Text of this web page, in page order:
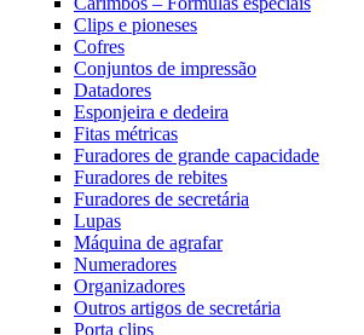
Clips e pioneses
Cofres
Conjuntos de impressão
Datadores
Esponjeira e dedeira
Fitas métricas
Furadores de grande capacidade
Furadores de rebites
Furadores de secretária
Lupas
Máquina de agrafar
Numeradores
Organizadores
Outros artigos de secretária
Porta clips